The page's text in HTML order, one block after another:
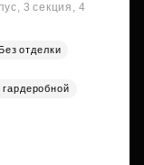
3 секция, 4
Без отделки